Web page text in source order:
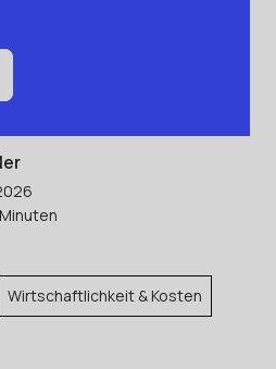
Minuten
Wirtschaftlichkeit & Kosten